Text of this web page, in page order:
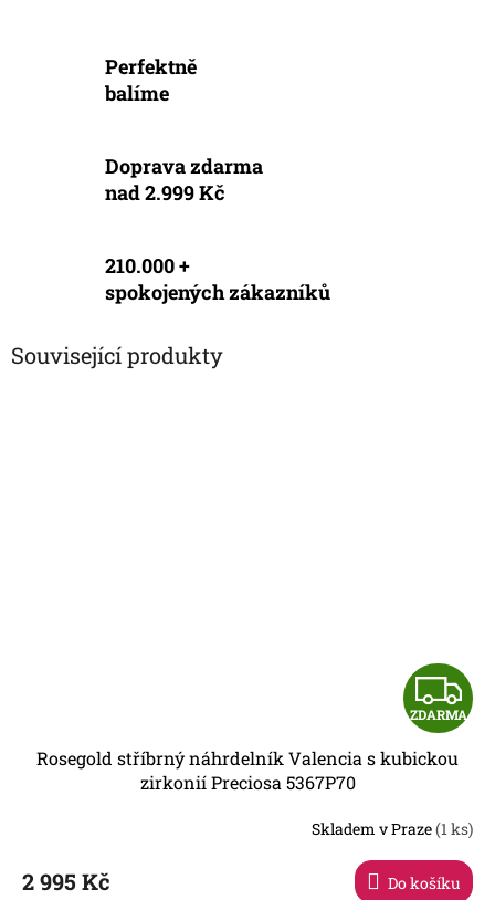
Perfektně
balíme
Doprava zdarma
nad 2.999 Kč
210.000 +
spokojených zákazníků
Související produkty
Z
D
R
ZDARMA
Rosegold stříbrný náhrdelník Valencia s kubickou
zirkonií Preciosa 5367P70
Skladem v Praze(1 ks)
2 995 Kč Do košíku